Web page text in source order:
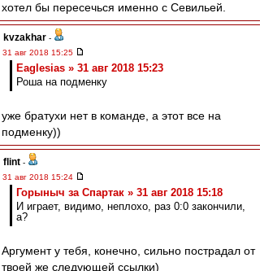
хотел бы пересечься именно с Севильей.
kvzakhar -
31 авг 2018 15:25
Eaglesias » 31 авг 2018 15:23
Роша на подменку
уже братухи нет в команде, а этот все на
подменку))
flint -
31 авг 2018 15:24
Горыныч за Спартак » 31 авг 2018 15:18
И играет, видимо, неплохо, раз 0:0 закончили,
а?
Аргумент у тебя, конечно, сильно пострадал от
твоей же следующей ссылки)